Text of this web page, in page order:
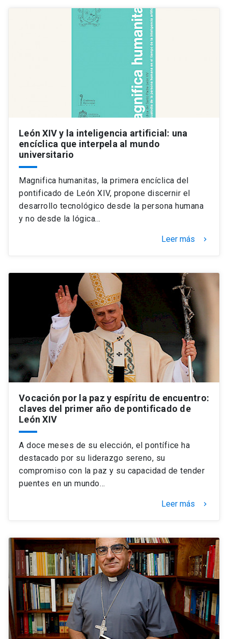
León XIV y la inteligencia artificial: una
encíclica que interpela al mundo
universitario
Magnifica humanitas, la primera encíclica del
pontificado de León XIV, propone discernir el
desarrollo tecnológico desde la persona humana
y no desde la lógica…
Leer más keyboard_arrow_right
Vocación por la paz y espíritu de encuentro:
claves del primer año de pontificado de
León XIV
A doce meses de su elección, el pontífice ha
destacado por su liderazgo sereno, su
compromiso con la paz y su capacidad de tender
puentes en un mundo…
Leer más keyboard_arrow_right